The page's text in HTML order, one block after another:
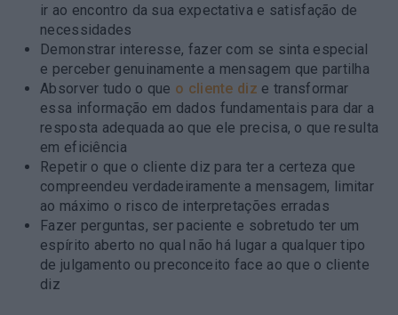
ir ao encontro da sua expectativa e satisfação de
necessidades
Demonstrar interesse, fazer com se sinta especial
e perceber genuinamente a mensagem que partilha
Absorver tudo o que o cliente diz e transformar
essa informação em dados fundamentais para dar a
resposta adequada ao que ele precisa, o que resulta
em eficiência
Repetir o que o cliente diz para ter a certeza que
compreendeu verdadeiramente a mensagem, limitar
ao máximo o risco de interpretações erradas
Fazer perguntas, ser paciente e sobretudo ter um
espírito aberto no qual não há lugar a qualquer tipo
de julgamento ou preconceito face ao que o cliente
diz